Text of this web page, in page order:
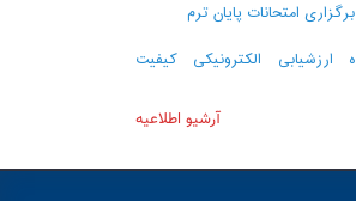
امتحانات پایان ترم
ارزشیابی الکترونیکی کیفیت
آرشیو اطلاعیه